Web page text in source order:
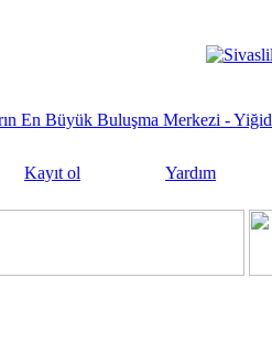
En Büyük Buluşma Merkezi -
Kayıt ol Yardım